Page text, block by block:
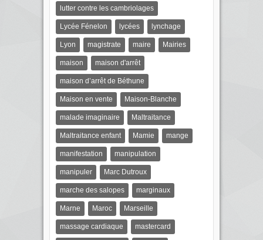
lutter contre les cambriolages
Lycée Fénelon lycées lynchage
Lyon magistrate maire Mairies
maison maison d'arrêt
maison d’arrêt de Béthune
Maison en vente Maison-Blanche
malade imaginaire Maltraitance
Maltraitance enfant Mamie mange
manifestation manipulation
manipuler Marc Dutroux
marche des salopes marginaux
Marne Maroc Marseille
massage cardiaque mastercard